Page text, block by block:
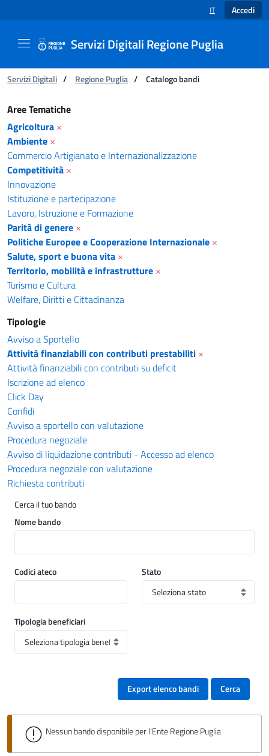
SELEZIONE
IT Accedi
Servizi Digitali Regione Puglia
Ti trovi in:
Servizi Digitali / Regione Puglia / Catalogo bandi
Catalogo bandi - Servizi Digitali Regione
Aree Tematiche
Agricoltura ×
Ambiente ×
Commercio Artigianato e Internazionalizzazione
Competitività ×
Innovazione
Istituzione e partecipazione
Lavoro, Istruzione e Formazione
Parità di genere ×
Politiche Europee e Cooperazione Internazionale ×
Salute, sport e buona vita ×
Territorio, mobilità e infrastrutture ×
Turismo e Cultura
Welfare, Diritti e Cittadinanza
Tipologie
Avviso a Sportello
Attività finanziabili con contributi prestabiliti ×
Attività finanziabili con contributi su deficit
Iscrizione ad elenco
Click Day
Confidi
Avviso a sportello con valutazione
Procedura negoziale
Avviso di liquidazione contributi - Accesso ad elenco
Procedura negoziale con valutazione
Richiesta contributi
Cerca il tuo bando
Nome bando
Codici ateco Stato
Tipologia beneficiari
Export elenco bandi Cerca
Nessun bando disponibile per l'Ente Regione Puglia